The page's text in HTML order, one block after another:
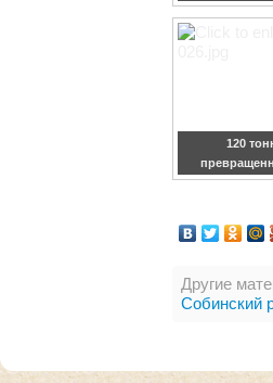
120
Другие
Собинский